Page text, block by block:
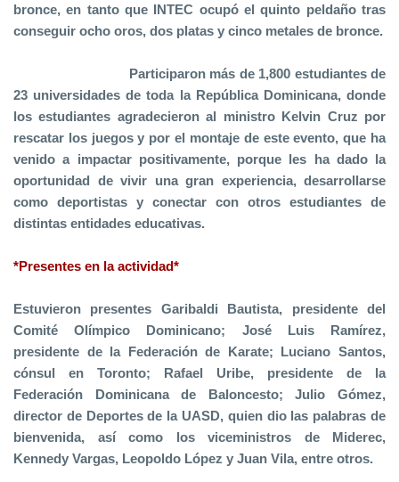
bronce, en tanto que INTEC ocupó el quinto peldaño tras
conseguir ocho oros, dos platas y cinco metales de bronce.
Participaron más de 1,800 estudiantes de
23 universidades de toda la República Dominicana, donde
los estudiantes agradecieron al ministro Kelvin Cruz por
rescatar los juegos y por el montaje de este evento, que ha
venido a impactar positivamente, porque les ha dado la
oportunidad de vivir una gran experiencia, desarrollarse
como deportistas y conectar con otros estudiantes de
distintas entidades educativas.
*Presentes en la actividad*
Estuvieron presentes Garibaldi Bautista, presidente del
Comité Olímpico Dominicano; José Luis Ramírez,
presidente de la Federación de Karate; Luciano Santos,
cónsul en Toronto; Rafael Uribe, presidente de la
Federación Dominicana de Baloncesto; Julio Gómez,
director de Deportes de la UASD, quien dio las palabras de
bienvenida, así como los viceministros de Miderec,
Kennedy Vargas, Leopoldo López y Juan Vila, entre otros.